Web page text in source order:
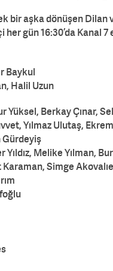
bir aşka dönüşen Dilan
gün 16:30’da Kanal 7
Baykul
Halil Uzun
Yüksel, Berkay Çınar,
Yılmaz Ulutaş,
Gürdeyiş
Melike Yılman,
Simge